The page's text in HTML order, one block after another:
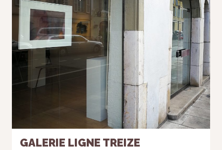
GALERIE LIGNE TREIZE
site Web
que possible
lors de votre
visite. Si vous
refusez ces
cookies,
certaines
fonctionnalités
disparaîtront
du site Web.
Marketing